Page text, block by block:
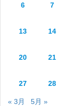
6 7
13 14
20 21
27 28
« 3月 5月 »